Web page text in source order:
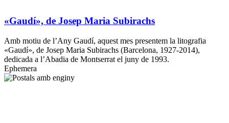
«Gaudí», de Josep Maria Subirachs
Amb motiu de l’Any Gaudí, aquest mes presentem la litografia
«Gaudí», de Josep Maria Subirachs (Barcelona, 1927-2014),
dedicada a l’Abadia de Montserrat el juny de 1993.
Ephemera